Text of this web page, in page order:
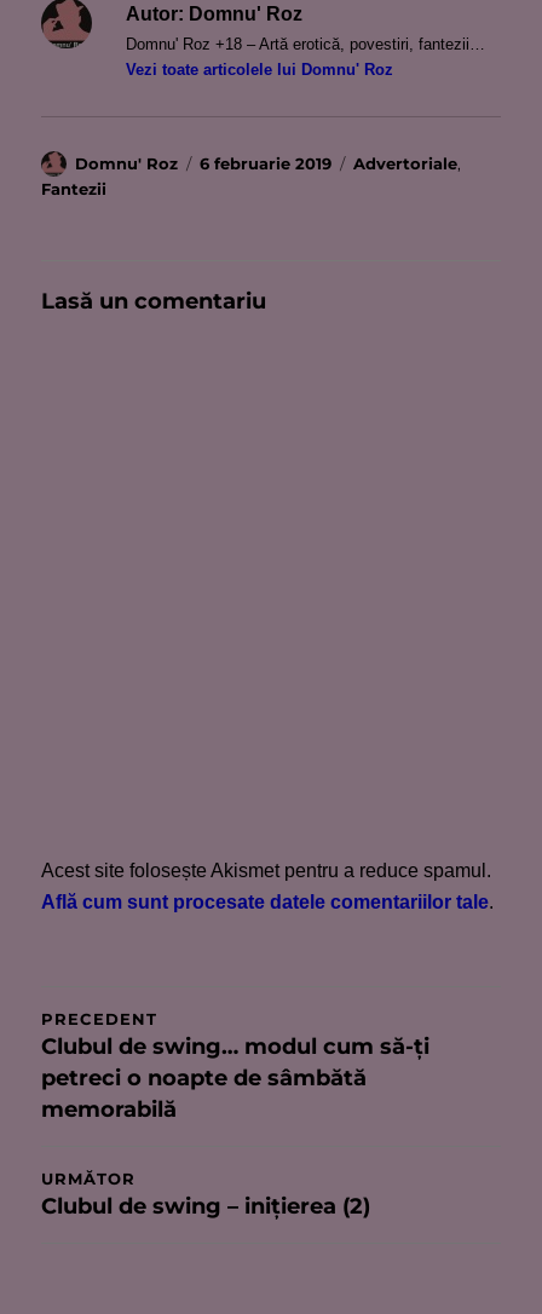
Autor: Domnu' Roz
Domnu' Roz +18 – Artă erotică, povestiri, fantezii…
Vezi toate articolele lui Domnu' Roz
Autor
Domnu' Roz
Publicat
6 februarie 2019 Categorii
Advertoriale,
Fantezii
Lasă un comentariu
Acest site folosește Akismet pentru a reduce spamul.
Află cum sunt procesate datele comentariilor tale.
Navigare
în
articole
PRECEDENT
Articolul
anterior:
Clubul de swing… modul cum să-ţi
petreci o noapte de sâmbătă
memorabilă
URMĂTOR
Articolul
Clubul de swing – iniţierea (2)